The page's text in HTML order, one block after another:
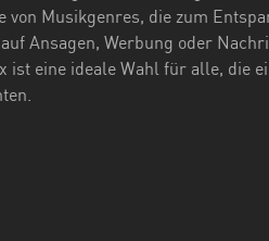
Musikgenres, die zum
Ansagen, Werbung oder
eine ideale Wahl für alle, die